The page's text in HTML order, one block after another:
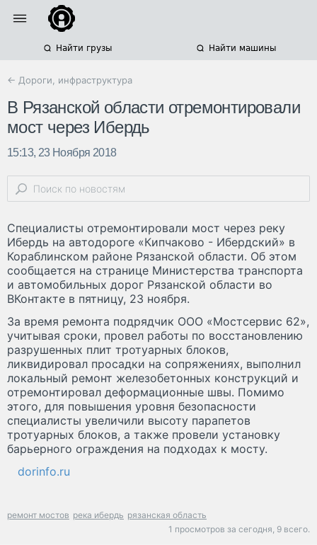
Найти грузы Найти машины
← Дороги, инфраструктура
В Рязанской области отремонтировали
мост через Ибердь
15:13, 23 Ноября 2018
Специалисты отремонтировали мост через реку
Ибердь на автодороге «Кипчаково - Ибердский» в
Кораблинском районе Рязанской области. Об этом
сообщается на странице Министерства транспорта
и автомобильных дорог Рязанской области во
ВКонтакте в пятницу, 23 ноября.
За время ремонта подрядчик ООО «Мостсервис 62»,
учитывая сроки, провел работы по восстановлению
разрушенных плит тротуарных блоков,
ликвидировал просадки на сопряжениях, выполнил
локальный ремонт железобетонных конструкций и
отремонтировал деформационные швы. Помимо
этого, для повышения уровня безопасности
специалисты увеличили высоту парапетов
тротуарных блоков, а также провели установку
барьерного ограждения на подходах к мосту.
dorinfo.ru
ремонт мостов река ибердь рязанская область
1 просмотров за сегодня, 9 всего.